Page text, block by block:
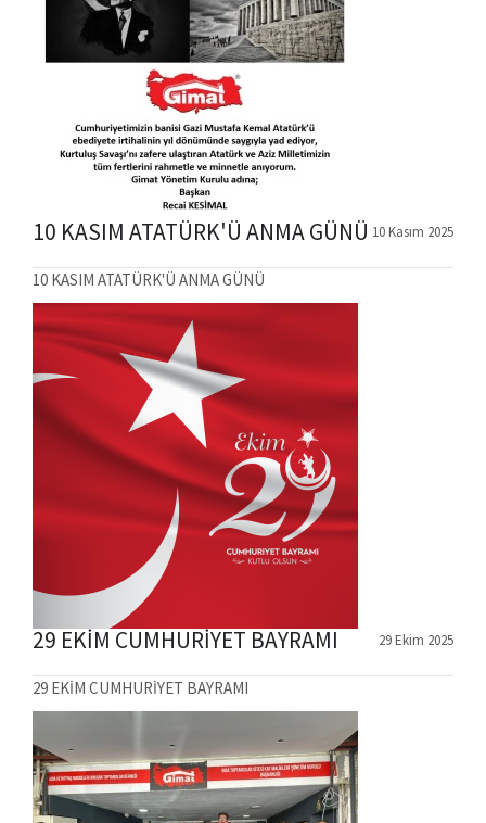
10 Kasım 2025
10 KASIM ATATÜRK'Ü ANMA GÜNÜ
10 KASIM ATATÜRK'Ü ANMA GÜNÜ
29 Ekim 2025
29 EKİM CUMHURİYET BAYRAMI
29 EKİM CUMHURİYET BAYRAMI